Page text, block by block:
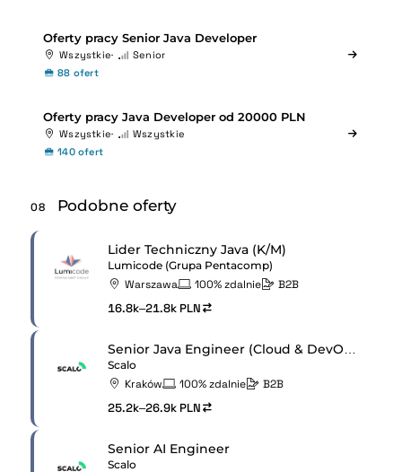
Oferty pracy Senior Java Developer
Wszystkie
Senior
88 ofert
Oferty pracy Java Developer od 20000 PLN
Wszystkie
Wszystkie
140 ofert
08 Podobne oferty
Lider Techniczny Java (K/M)
Lumicode (Grupa Pentacomp)
Warszawa 100% zdalnie B2B
16.8k–21.8k PLN
Senior Java Engineer (Cloud & DevOps)
Scalo
Kraków 100% zdalnie B2B
25.2k–26.9k PLN
Senior AI Engineer
Scalo